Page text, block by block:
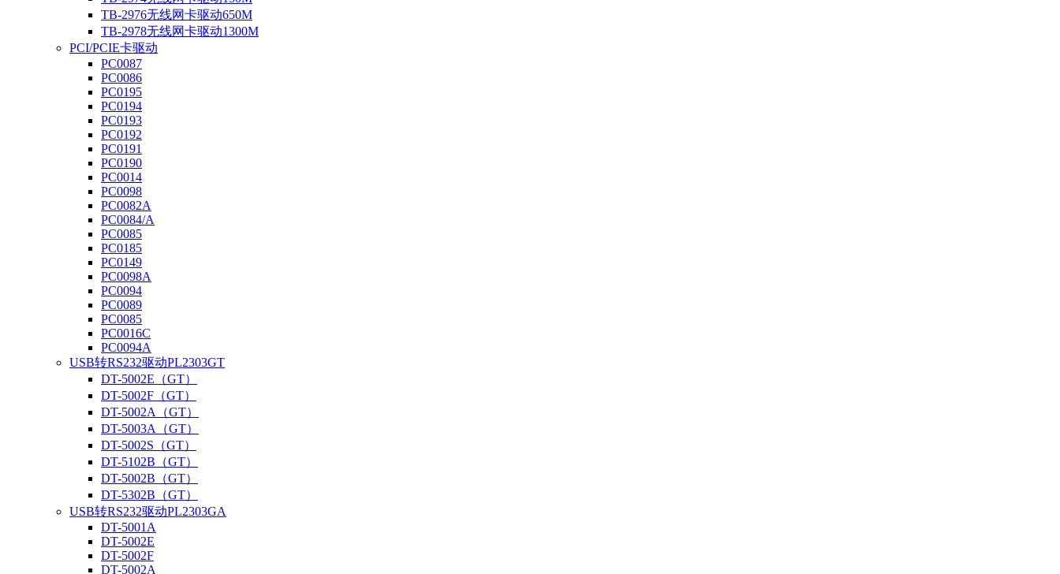
TB-2976无线网卡驱动650M
TB-2978无线网卡驱动1300M
PCI/PCIE卡驱动
PC0087
PC0086
PC0195
PC0194
PC0193
PC0192
PC0191
PC0190
PC0014
PC0098
PC0082A
PC0084/A
PC0085
PC0185
PC0149
PC0098A
PC0094
PC0089
PC0085
PC0016C
PC0094A
USB转RS232驱动PL2303GT
DT-5002E（GT）
DT-5002F（GT）
DT-5002A（GT）
DT-5003A（GT）
DT-5002S（GT）
DT-5102B（GT）
DT-5002B（GT）
DT-5302B（GT）
USB转RS232驱动PL2303GA
DT-5001A
DT-5002E
DT-5002F
DT-5002A